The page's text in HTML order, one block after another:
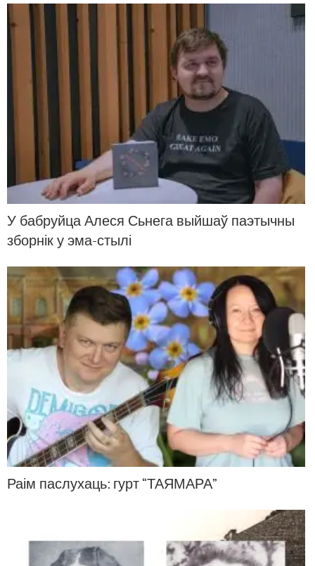
У бабруйца Алеся Сьнега выйшаў паэтычны
зборнік у эма-стылі
Раім паслухаць: гурт “ТАЯМАРА”